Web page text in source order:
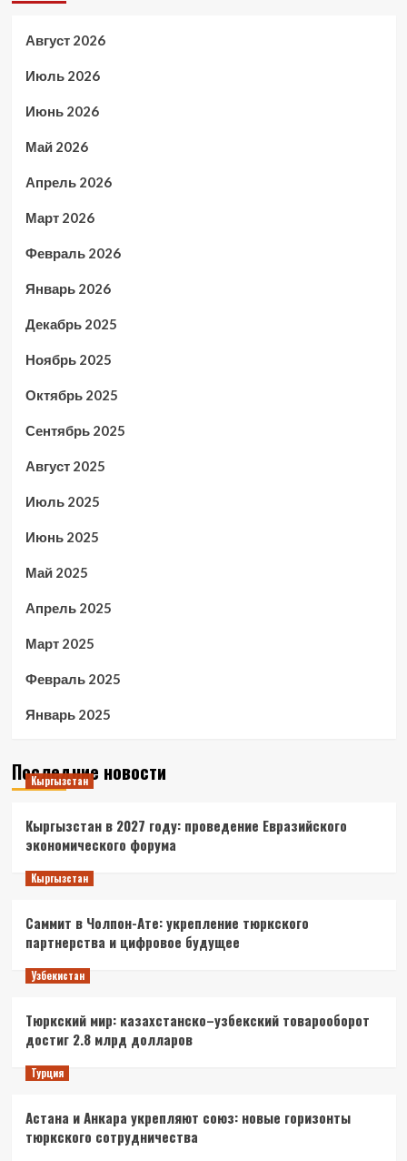
Август 2026
Июль 2026
Июнь 2026
Май 2026
Апрель 2026
Март 2026
Февраль 2026
Январь 2026
Декабрь 2025
Ноябрь 2025
Октябрь 2025
Сентябрь 2025
Август 2025
Июль 2025
Июнь 2025
Май 2025
Апрель 2025
Март 2025
Февраль 2025
Январь 2025
Последние новости
Кыргызстан
Кыргызстан в 2027 году: проведение Евразийского
экономического форума
Кыргызстан
Саммит в Чолпон-Ате: укрепление тюркского
партнерства и цифровое будущее
Узбекистан
Тюркский мир: казахстанско–узбекский товарооборот
достиг 2.8 млрд долларов
Турция
Астана и Анкара укрепляют союз: новые горизонты
тюркского сотрудничества